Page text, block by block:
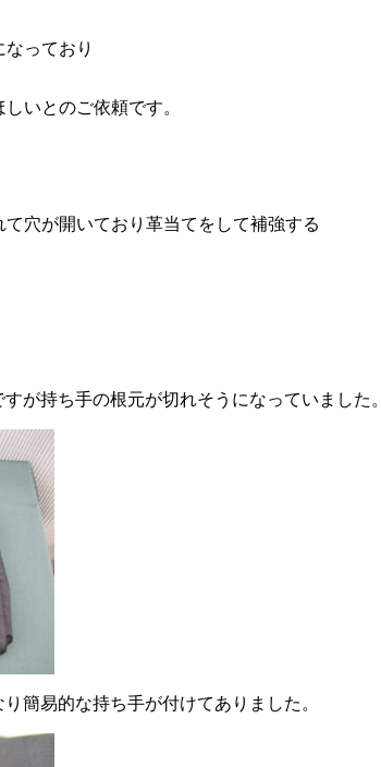
っており
いとのご依頼です。
穴が開いており革当てをして補強する
が持ち手の根元が切れそうになっていました。
易的な持ち手が付けてありました。